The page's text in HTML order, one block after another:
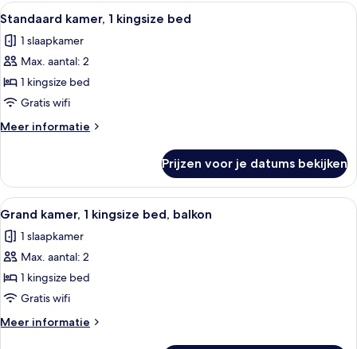
eenpersoonsbedden
Alle
foto's
voor
Standaard
kamer,
1
kingsize
bed
Een moderne hotelkamer met een
17
Standaard kamer, 1 kingsize bed
1 slaapkamer
Max. aantal: 2
1 kingsize bed
Gratis wifi
Meer informatie
Meer
kamer,
kingsize
Prijzen voor je datums bekijken
Alle
foto's
voor
Grand
kamer,
1
kingsize
bed,
Een net opgemaakt bed met witte
16
Grand kamer, 1 kingsize bed, balkon
1 slaapkamer
Max. aantal: 2
1 kingsize bed
Gratis wifi
Meer informatie
Meer